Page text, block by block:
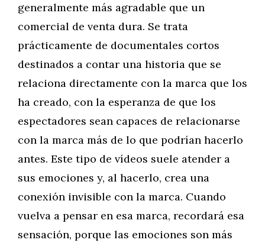
generalmente más agradable que un
comercial de venta dura. Se trata
prácticamente de documentales cortos
destinados a contar una historia que se
relaciona directamente con la marca que los
ha creado, con la esperanza de que los
espectadores sean capaces de relacionarse
con la marca más de lo que podrían hacerlo
antes. Este tipo de vídeos suele atender a
sus emociones y, al hacerlo, crea una
conexión invisible con la marca. Cuando
vuelva a pensar en esa marca, recordará esa
sensación, porque las emociones son más